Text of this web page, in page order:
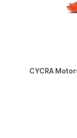
CYCRA